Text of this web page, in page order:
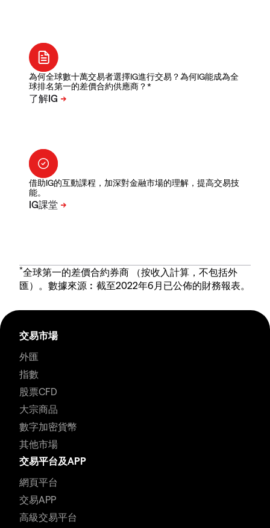
為何全球數十萬交易者選擇IG進行交易？為何IG能成為全
球排名第一的差價合約供應商？*
借助IG的互動課程，加深對金融市場的理解，提高交易技
能。
*全球第一的差價合約券商 （按收入計算，不包括外
匯）。數據來源︰截至2022年6月已公佈的財務報表。
交易市場
外匯
指數
股票CFD
大宗商品
數字加密貨幣
其他市場
交易平台及APP
網頁平台
交易APP
高級交易平台